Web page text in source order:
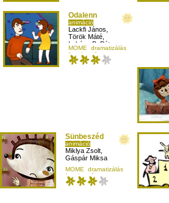
Odalenn
animáció
Lackfi János
Török Máté
Lukács B. Péter
MOME
dramatizálás
fogalmazás
negyedikesnek
Sünbeszéd
animáció
Miklya Zsolt
Gáspár Miksa
MOME
dramatizálás
fogalmazás
negyedikesnek